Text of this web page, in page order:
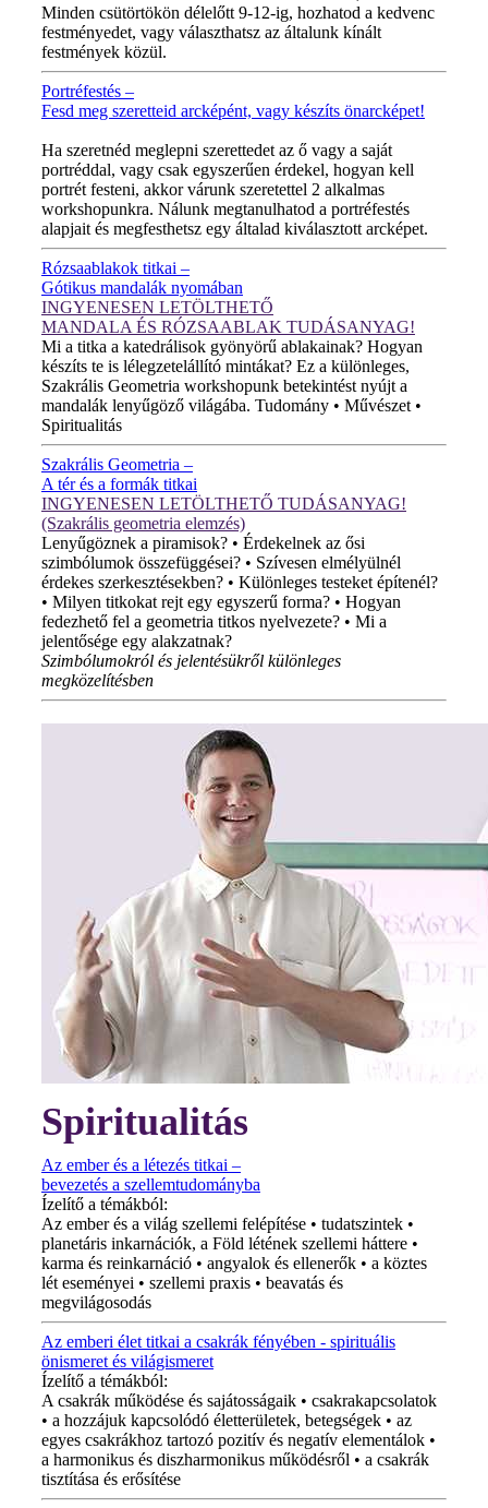
Minden csütörtökön délelőtt 9-12-ig, hozhatod a kedvenc
festményedet, vagy választhatsz az általunk kínált
festmények közül.
Portréfestés –
Fesd meg szeretteid arcképént, vagy készíts önarcképet!
Ha szeretnéd meglepni szerettedet az ő vagy a saját
portréddal, vagy csak egyszerűen érdekel, hogyan kell
portrét festeni, akkor várunk szeretettel 2 alkalmas
workshopunkra. Nálunk megtanulhatod a portréfestés
alapjait és megfesthetsz egy általad kiválasztott arcképet.
Rózsaablakok titkai –
Gótikus mandalák nyomában
INGYENESEN LETÖLTHETŐ
MANDALA ÉS RÓZSAABLAK TUDÁSANYAG!
Mi a titka a katedrálisok gyönyörű ablakainak? Hogyan
készíts te is lélegzetelállító mintákat? Ez a különleges,
Szakrális Geometria workshopunk betekintést nyújt a
mandalák lenyűgöző világába. Tudomány • Művészet •
Spiritualitás
Szakrális Geometria –
A tér és a formák titkai
INGYENESEN LETÖLTHETŐ TUDÁSANYAG!
(Szakrális geometria elemzés)
Lenyűgöznek a piramisok? • Érdekelnek az ősi
szimbólumok összefüggései? • Szívesen elmélyülnél
érdekes szerkesztésekben? • Különleges testeket építenél?
• Milyen titkokat rejt egy egyszerű forma? • Hogyan
fedezhető fel a geometria titkos nyelvezete? • Mi a
jelentősége egy alakzatnak?
Szimbólumokról és jelentésükről különleges
megközelítésben
Spiritualitás
Az ember és a létezés titkai –
bevezetés a szellemtudományba
Ízelítő a témákból:
Az ember és a világ szellemi felépítése • tudatszintek •
planetáris inkarnációk, a Föld létének szellemi háttere •
karma és reinkarnáció • angyalok és ellenerők • a köztes
lét eseményei • szellemi praxis • beavatás és
megvilágosodás
Az emberi élet titkai a csakrák fényében - spirituális
önismeret és világismeret
Ízelítő a témákból:
A csakrák működése és sajátosságaik • csakrakapcsolatok
• a hozzájuk kapcsolódó életterületek, betegségek • az
egyes csakrákhoz tartozó pozitív és negatív elementálok •
a harmonikus és diszharmonikus működésről • a csakrák
tisztítása és erősítése